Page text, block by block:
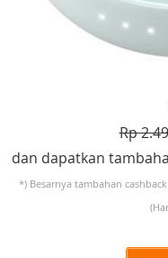
Rp
dan dapatkan
*) Besarnya tambahan